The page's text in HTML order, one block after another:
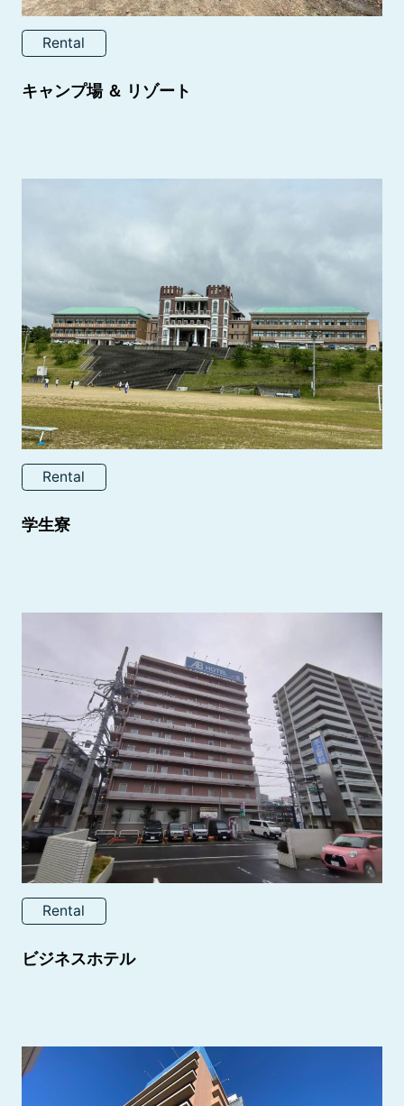
Rental
キャンプ場 ＆ リゾート
Rental
学生寮
Rental
ビジネスホテル